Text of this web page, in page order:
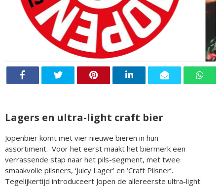
Lagers en ultra-light craft bier
Jopenbier komt met vier nieuwe bieren in hun
assortiment. Voor het eerst maakt het biermerk een
verrassende stap naar het pils-segment, met twee
smaakvolle pilsners, ‘Juicy Lager’ en ‘Craft Pilsner’.
Tegelijkertijd introduceert Jopen de allereerste ultra-light